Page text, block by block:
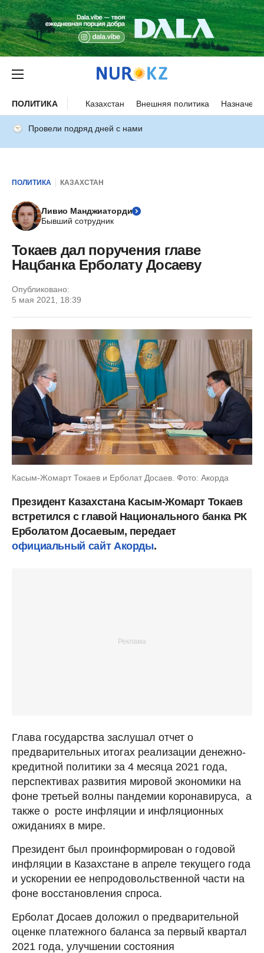
ПОЛИТИКА Казахстан Внешняя политика
Провели подряд дней с нами
ПОЛИТИКА КАЗАХСТАН
Ливио Манджиаторди
Бывший сотрудник
Токаев дал поручения главе
Нацбанка Ерболату Досаеву
Опубликовано:
5 мая 2021, 18:39
Касым-Жомарт Токаев и Ерболат Досаев. Фото: Акорда
Президент Казахстана Касым-Жомарт Токаев
встретился с главой Национального банка РК
Ерболатом Досаевым, передает
официальный сайт Акорды.
Глава государства заслушал отчет о
предварительных итогах реализации денежно-
кредитной политики за 4 месяца 2021 года,
перспективах развития мировой экономики на
фоне третьей волны пандемии коронавируса, а
также о росте инфляции и инфляционных
ожиданиях в мире.
Президент был проинформирован о годовой
инфляции в Казахстане в апреле текущего года
и ускорении ее непродовольственной части на
фоне восстановления спроса.
Ерболат Досаев доложил о предварительной
оценке платежного баланса за первый квартал
2021 года, улучшении состояния